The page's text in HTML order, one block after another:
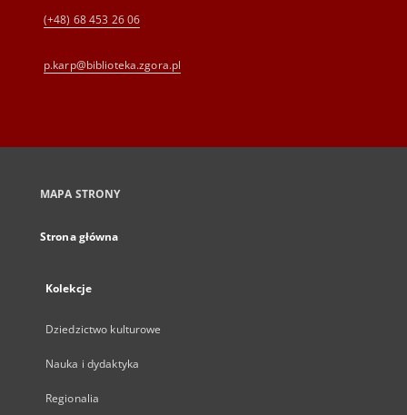
(+48) 68 453 26 06
p.karp@biblioteka.zgora.pl
MAPA STRONY
Strona główna
Kolekcje
Dziedzictwo kulturowe
Nauka i dydaktyka
Regionalia